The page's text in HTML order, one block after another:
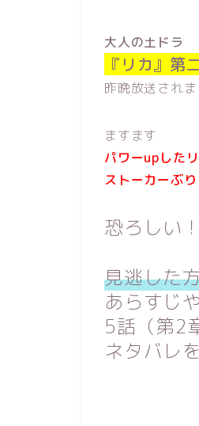
大人の土ドラ
『リカ』第
昨晩放送されま
ますます
パワーupした
ストーカーぶり
恐ろしい
見逃した
あらすじや
5話（第2
ネタバレ